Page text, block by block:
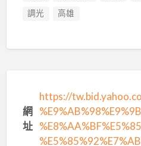
調光
高雄
網
址
https://